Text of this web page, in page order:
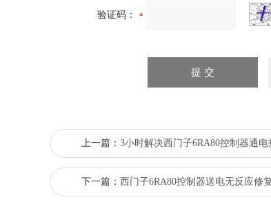
验证码：
上一篇： 3小时解决西门子6RA80控制器通电
下一篇： 西门子6RA80控制器送电无反应修